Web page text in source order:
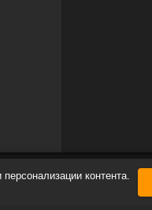
контента.